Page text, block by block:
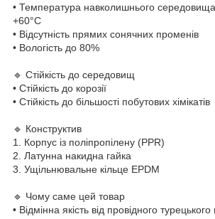
• Температура навколишнього
+60°C
• Відсутність прямих сонячних променів
• Вологість до 80%
🔹 Стійкість до середовищ
• Стійкість до корозії
• Стійкість до більшості побутових хімікатів
🔹 Конструктив
1. Корпус із поліпропілену (PPR)
2. Латунна накидна гайка
3. Ущільнювальне кільце EPDM
🔹 Чому саме цей товар
• Відмінна якість від провідного